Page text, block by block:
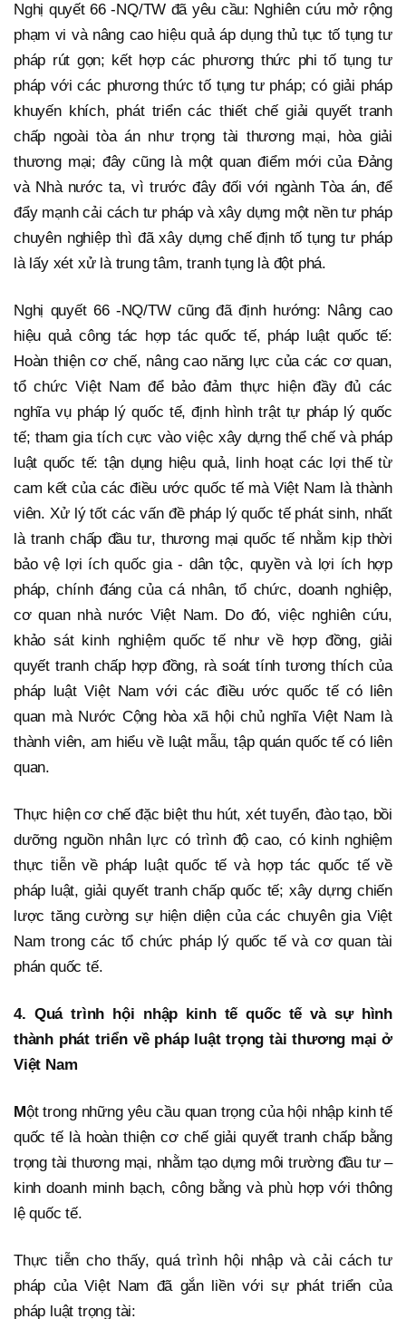
Nghị quyết 66 -NQ/TW đã yêu cầu: Nghiên cứu mở rộng
phạm vi và nâng cao hiệu quả áp dụng thủ tục tố tụng tư
pháp rút gọn; kết hợp các phương thức phi tố tụng tư
pháp với các phương thức tố tụng tư pháp; có giải pháp
khuyến khích, phát triển các thiết chế giải quyết tranh
chấp ngoài tòa án như trọng tài thương mại, hòa giải
thương mại; đây cũng là một quan điểm mới của Đảng
và Nhà nước ta, vì trước đây đối với ngành Tòa án, để
đẩy mạnh cải cách tư pháp và xây dựng một nền tư pháp
chuyên nghiệp thì đã xây dựng chế định tố tụng tư pháp
là lấy xét xử là trung tâm, tranh tụng là đột phá.
Nghị quyết 66 -NQ/TW cũng đã định hướng: Nâng cao
hiệu quả công tác hợp tác quốc tế, pháp luật quốc tế:
Hoàn thiện cơ chế, nâng cao năng lực của các cơ quan,
tổ chức Việt Nam để bảo đảm thực hiện đầy đủ các
nghĩa vụ pháp lý quốc tế, định hình trật tự pháp lý quốc
tế; tham gia tích cực vào việc xây dựng thể chế và pháp
luật quốc tế: tận dụng hiệu quả, linh hoạt các lợi thế từ
cam kết của các điều ước quốc tế mà Việt Nam là thành
viên. Xử lý tốt các vấn đề pháp lý quốc tế phát sinh, nhất
là tranh chấp đầu tư, thương mại quốc tế nhằm kịp thời
bảo vệ lợi ích quốc gia - dân tộc, quyền và lợi ích hợp
pháp, chính đáng của cá nhân, tổ chức, doanh nghiệp,
cơ quan nhà nước Việt Nam. Do đó, việc nghiên cứu,
khảo sát kinh nghiệm quốc tế như về hợp đồng, giải
quyết tranh chấp hợp đồng, rà soát tính tương thích của
pháp luật Việt Nam với các điều ước quốc tế có liên
quan mà Nước Cộng hòa xã hội chủ nghĩa Việt Nam là
thành viên, am hiểu về luật mẫu, tập quán quốc tế có liên
quan.
Thực hiện cơ chế đặc biệt thu hút, xét tuyển, đào tạo, bồi
dưỡng nguồn nhân lực có trình độ cao, có kinh nghiệm
thực tiễn về pháp luật quốc tế và hợp tác quốc tế về
pháp luật, giải quyết tranh chấp quốc tế; xây dựng chiến
lược tăng cường sự hiện diện của các chuyên gia Việt
Nam trong các tổ chức pháp lý quốc tế và cơ quan tài
phán quốc tế.
4. Quá trình hội nhập kinh tế quốc tế và sự hình
thành phát triển về pháp luật trọng tài thương mại ở
Việt Nam
Một trong những yêu cầu quan trọng của hội nhập kinh tế
quốc tế là hoàn thiện cơ chế giải quyết tranh chấp bằng
trọng tài thương mại, nhằm tạo dựng môi trường đầu tư –
kinh doanh minh bạch, công bằng và phù hợp với thông
lệ quốc tế.
Thực tiễn cho thấy, quá trình hội nhập và cải cách tư
pháp của Việt Nam đã gắn liền với sự phát triển của
pháp luật trọng tài: